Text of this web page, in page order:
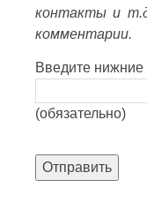
контакты и
комментарии.
Введите
(обязательно)
Отправить